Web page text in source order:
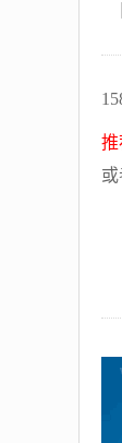
推
或